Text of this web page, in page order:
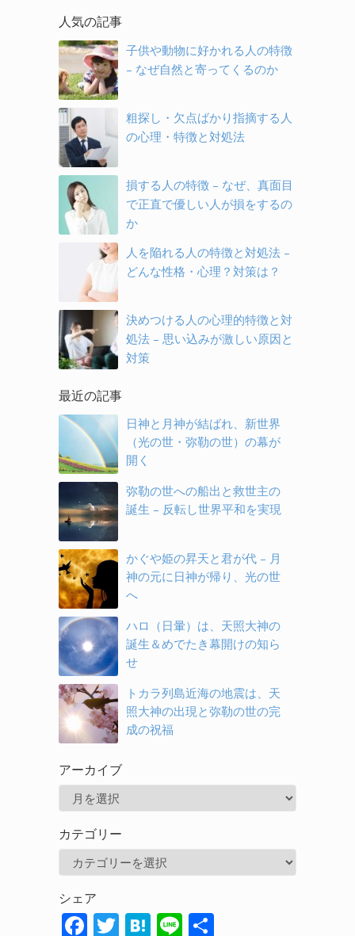
人気の記事
子供や動物に好かれる人の特徴
– なぜ自然と寄ってくるのか
粗探し・欠点ばかり指摘する人
の心理・特徴と対処法
損する人の特徴 – なぜ、真面目
で正直で優しい人が損をするの
か
人を陥れる人の特徴と対処法 –
どんな性格・心理？対策は？
決めつける人の心理的特徴と対
処法 – 思い込みが激しい原因と
対策
最近の記事
日神と月神が結ばれ、新世界
（光の世・弥勒の世）の幕が
開く
弥勒の世への船出と救世主の
誕生 – 反転し世界平和を実現
かぐや姫の昇天と君が代 – 月
神の元に日神が帰り、光の世
へ
ハロ（日暈）は、天照大神の
誕生＆めでたき幕開けの知ら
せ
トカラ列島近海の地震は、天
照大神の出現と弥勒の世の完
成の祝福
アーカイブ
カ
カテゴリー
ゴ
リ
シェア
F T H Li